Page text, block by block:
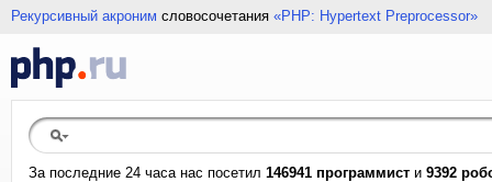
Рекурсивный акроним словосочетания «PHP: Hypertext Preprocessor»
За последние 24 часа нас посетил 146941 программист и 9392